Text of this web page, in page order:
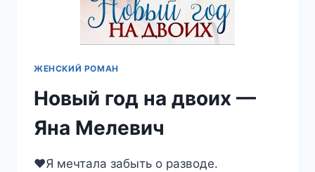
ЖЕНСКИЙ РОМАН
Новый год на двоих —
Яна Мелевич
❤️Я мечтала забыть о разводе.